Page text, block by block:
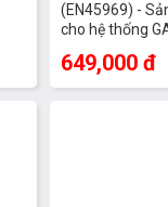
(EN45969) -
cho hệ thống
649,000 đ